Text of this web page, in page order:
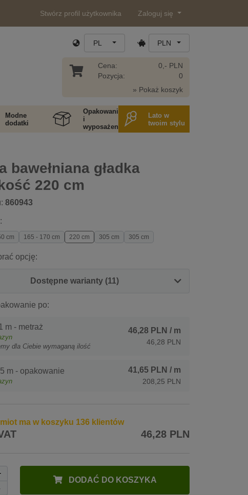
Stwórz profil użytkownika Zaloguj się
PL PLN
Cena:
Pozycja:
0,- PLN
0
» Pokaż koszyk
Modne
dodatki
Opakowania
i
wyposażenie
Lato w
twoim stylu
bawełniana gładka
220 cm
860943
cm 165 - 170 cm 220 cm 305 cm 305 cm
opcję:
Dostępne warianty (11)
po:
m - metraż
dla Ciebie wymaganą ilość
46,28 PLN / m
46,28 PLN
5 m - opakowanie 41,65 PLN / m
208,25 PLN
ma w koszyku 136 klientów
46,28 PLN
DODAĆ DO KOSZYKA